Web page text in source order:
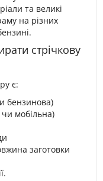
та великі
на різних
стрічкову
є:
бензинова)
чи мобільна)
заготовки